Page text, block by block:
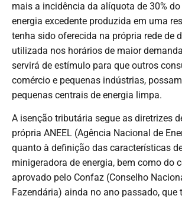
mais a incidência da alíquota de 30% do
energia excedente produzida em uma
tenha sido oferecida na própria rede de
utilizada nos horários de maior
servirá de estímulo para que outros
comércio e pequenas indústrias,
pequenas centrais de energia limpa.
A isenção tributária segue as diretrizes
própria ANEEL (Agência Nacional de
quanto à definição das características
minigeradora de energia, bem como do
aprovado pelo Confaz (Conselho
Fazendária) ainda no ano passado, que